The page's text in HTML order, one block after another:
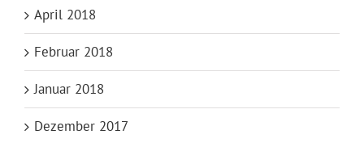
April 2018
Februar 2018
Januar 2018
Dezember 2017